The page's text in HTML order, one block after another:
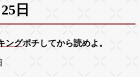
日
ングポチしてから読めよ。